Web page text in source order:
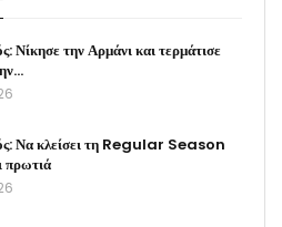
Νίκησε την Αρμάνι και τερμάτισε
Να κλείσει τη Regular Season
πρωτιά